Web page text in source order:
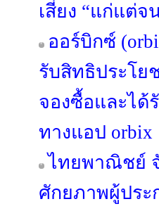
เสี่ยง “แก่แต่จ
ออร์บิกซ์
รับสิทธิประโย
จองซื้อและได้
ทางแอป orbix
ไทยพาณิชย์
ศักยภาพผู้ประ